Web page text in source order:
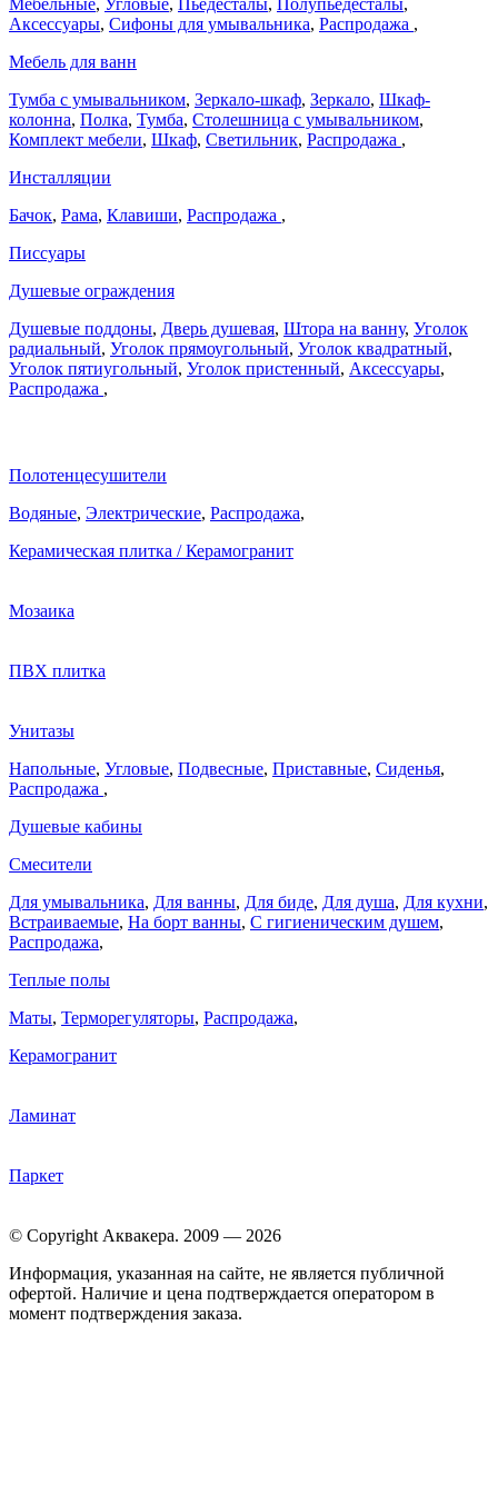
Мебельные, Угловые, Пьедесталы, Полупьедесталы,
Аксессуары, Сифоны для умывальника, Распродажа ,
Мебель для ванн
Тумба с умывальником, Зеркало-шкаф, Зеркало, Шкаф-
колонна, Полка, Тумба, Столешница с умывальником,
Комплект мебели, Шкаф, Светильник, Распродажа ,
Инсталляции
Бачок, Рама, Клавиши, Распродажа ,
Писсуары
Душевые ограждения
Душевые поддоны, Дверь душевая, Штора на ванну, Уголок
радиальный, Уголок прямоугольный, Уголок квадратный,
Уголок пятиугольный, Уголок пристенный, Аксессуары,
Распродажа ,
Полотенцесушители
Водяные, Электрические, Распродажа,
Керамическая плитка / Керамогранит
Мозаика
ПВХ плитка
Унитазы
Напольные, Угловые, Подвесные, Приставные, Сиденья,
Распродажа ,
Душевые кабины
Смесители
Для умывальника, Для ванны, Для биде, Для душа, Для кухни,
Встраиваемые, На борт ванны, C гигиеническим душем,
Распродажа,
Теплые полы
Маты, Терморегуляторы, Распродажа,
Керамогранит
Ламинат
Паркет
© Copyright Аквакера. 2009 — 2026
Информация, указанная на сайте, не является публичной
офертой. Наличие и цена подтверждается оператором в
момент подтверждения заказа.